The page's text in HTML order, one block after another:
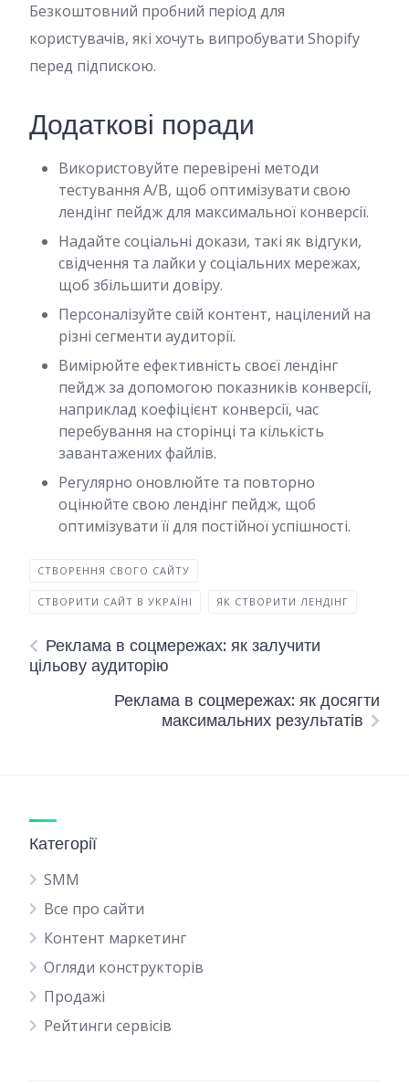
Безкоштовний пробний період для
користувачів, які хочуть випробувати Shopify
перед підпискою.
Додаткові поради
Використовуйте перевірені методи
тестування А/B, щоб оптимізувати свою
лендінг пейдж для максимальної конверсії.
Надайте соціальні докази, такі як відгуки,
свідчення та лайки у соціальних мережах,
щоб збільшити довіру.
Персоналізуйте свій контент, націлений на
різні сегменти аудиторії.
Вимірюйте ефективність своєї лендінг
пейдж за допомогою показників конверсії,
наприклад коефіцієнт конверсії, час
перебування на сторінці та кількість
завантажених файлів.
Регулярно оновлюйте та повторно
оцінюйте свою лендінг пейдж, щоб
оптимізувати її для постійної успішності.
СТВОРЕННЯ СВОГО САЙТУ
СТВОРИТИ САЙТ В УКРАЇНІ ЯК СТВОРИТИ ЛЕНДІНГ
Реклама в соцмережах: як залучити
цільову аудиторію
Реклама в соцмережах: як досягти
максимальних результатів
Категорії
SMM
Все про сайти
Контент маркетинг
Огляди конструкторів
Продажі
Рейтинги сервісів